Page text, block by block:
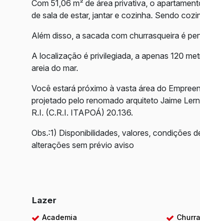
Com 51,06 m² de área privativa, o
de sala de estar, jantar e cozinha. Sendo
Além disso, a sacada com churrasqueira é
A localização é privilegiada, a apenas 120
areia do mar.
Você estará próximo à vasta área do
projetado pelo renomado arquiteto Jaime
R.I. (C.R.I. ITAPOÁ) 20.136.
Obs.:1) Disponibilidades, valores, condições
alterações sem prévio aviso
Lazer
Academia